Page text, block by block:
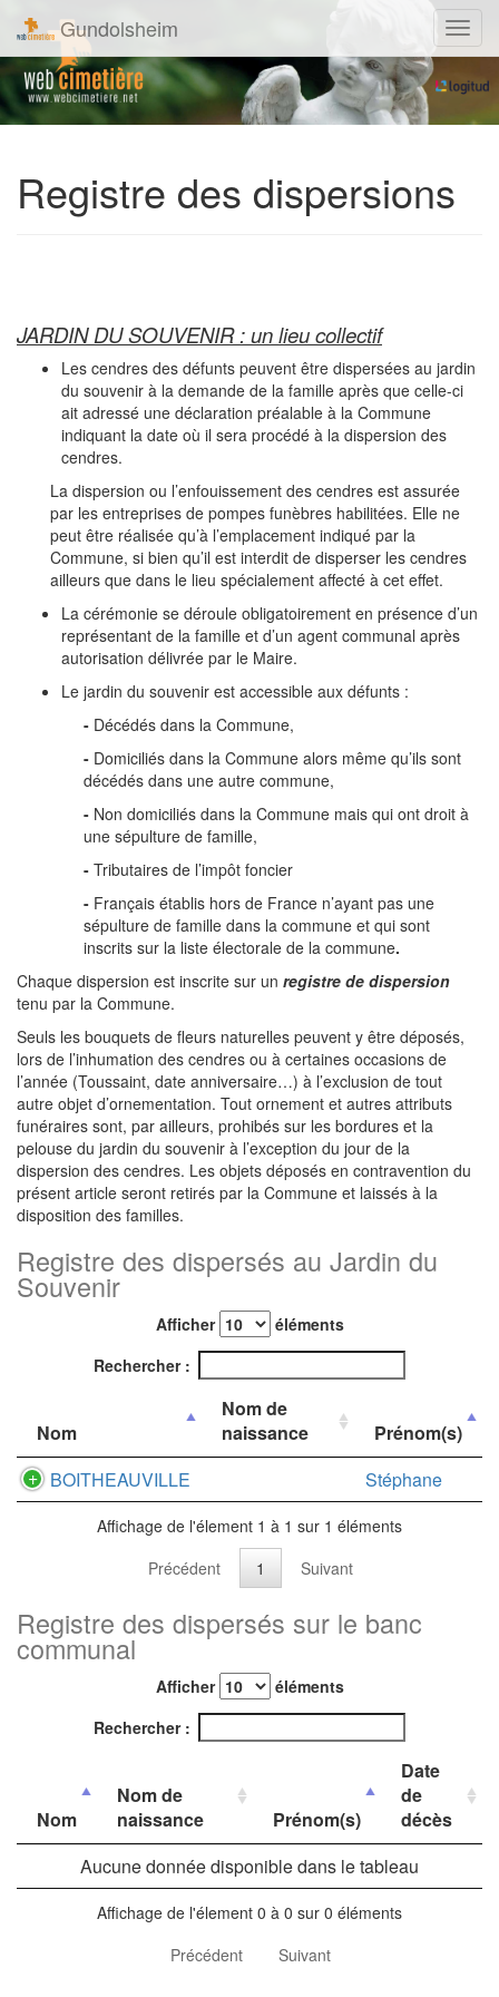
Gundolsheim
Registre des dispersions
JARDIN DU SOUVENIR : un lieu collectif
Les cendres des défunts peuvent être dispersées au jardin
du souvenir à la demande de la famille après que celle-ci
ait adressé une déclaration préalable à la Commune
indiquant la date où il sera procédé à la dispersion des
cendres.
La dispersion ou l’enfouissement des cendres est assurée
par les entreprises de pompes funèbres habilitées. Elle ne
peut être réalisée qu’à l’emplacement indiqué par la
Commune, si bien qu’il est interdit de disperser les cendres
ailleurs que dans le lieu spécialement affecté à cet effet.
La cérémonie se déroule obligatoirement en présence d’un
représentant de la famille et d’un agent communal après
autorisation délivrée par le Maire.
Le jardin du souvenir est accessible aux défunts :
- Décédés dans la Commune,
- Domiciliés dans la Commune alors même qu’ils sont
décédés dans une autre commune,
- Non domiciliés dans la Commune mais qui ont droit à
une sépulture de famille,
- Tributaires de l’impôt foncier
- Français établis hors de France n’ayant pas une
sépulture de famille dans la commune et qui sont
inscrits sur la liste électorale de la commune.
Chaque dispersion est inscrite sur un registre de dispersion
tenu par la Commune.
Seuls les bouquets de fleurs naturelles peuvent y être déposés,
lors de l’inhumation des cendres ou à certaines occasions de
l’année (Toussaint, date anniversaire…) à l’exclusion de tout
autre objet d’ornementation. Tout ornement et autres attributs
funéraires sont, par ailleurs, prohibés sur les bordures et la
pelouse du jardin du souvenir à l’exception du jour de la
dispersion des cendres. Les objets déposés en contravention du
présent article seront retirés par la Commune et laissés à la
disposition des familles.
Registre des dispersés au Jardin du
Souvenir
Afficher
éléments
Rechercher :
Nom
Nom de
naissance
Prénom(s)
BOITHEAUVILLE
Stéphane
Affichage de l'élement 1 à 1 sur 1 éléments
Précédent
1 Suivant
Registre des dispersés sur le banc
communal
Afficher
éléments
Rechercher :
Nom
Nom de
naissance
Prénom(s)
Date
de
décès
Aucune donnée disponible dans le tableau
Affichage de l'élement 0 à 0 sur 0 éléments
Précédent
Suivant